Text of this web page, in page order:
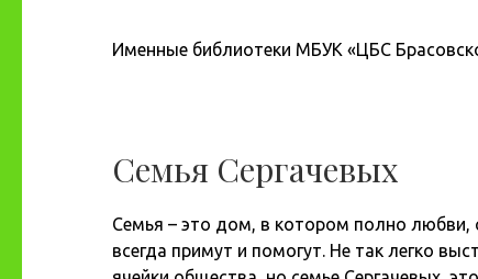
Именные библиотеки МБУК «ЦБС
Семья Сергачевых
Семья – это дом, в котором полно любви,
всегда примут и помогут. Не так легко